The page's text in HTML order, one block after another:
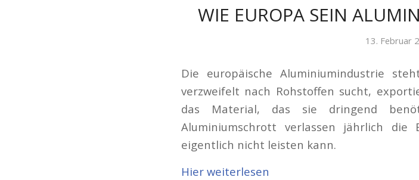
WIE EUROPA SEIN
13. Februar
Die europäische Aluminiumindustrie
verzweifelt nach Rohstoffen sucht,
das Material, das sie dringend
Aluminiumschrott verlassen jährlich
eigentlich nicht leisten kann.
Hier weiterlesen